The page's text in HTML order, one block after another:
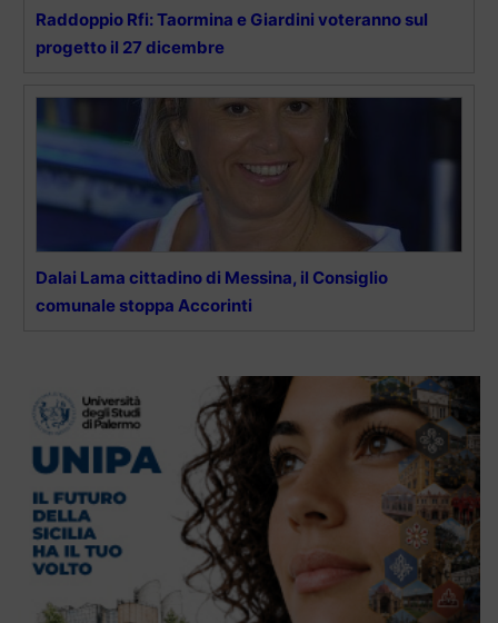
Raddoppio Rfi: Taormina e Giardini voteranno sul
progetto il 27 dicembre
Dalai Lama cittadino di Messina, il Consiglio
comunale stoppa Accorinti